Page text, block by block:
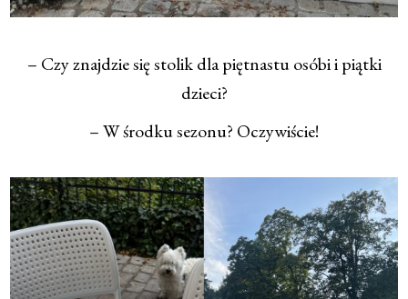
– Czy znajdzie się stolik dla piętnastu osóbi i piątki
dzieci?
– W środku sezonu? Oczywiście!